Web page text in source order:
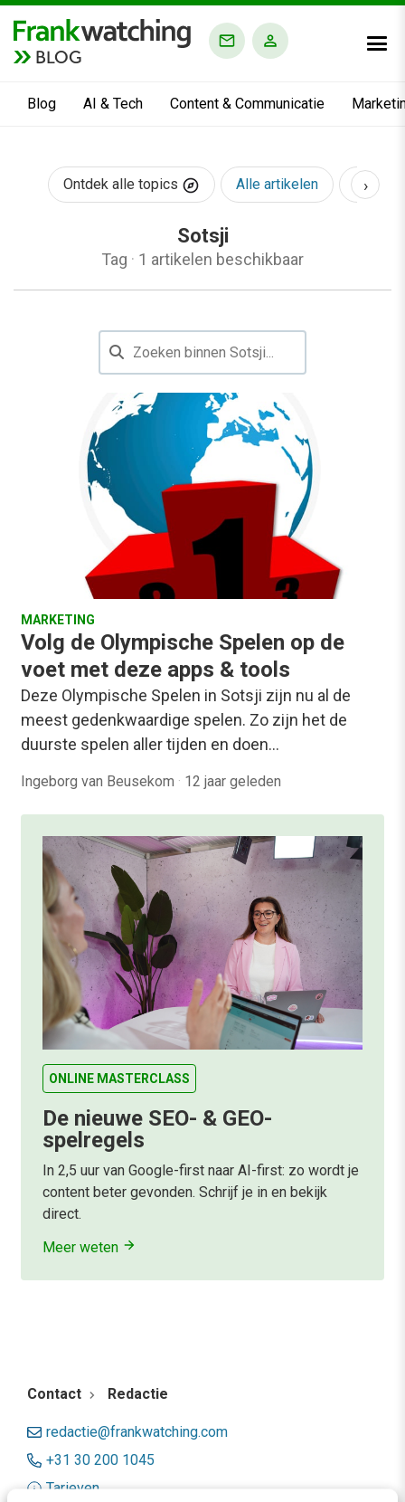
BLOG
Blog AI & Tech Content & Communicatie
Ontdek alle topics Alle artikelen AI &
›
Sotsji
Tag · 1 artikelen beschikbaar
MARKETING
Volg de Olympische Spelen op de
voet met deze apps & tools
Deze Olympische Spelen in Sotsji zijn nu al de
meest gedenkwaardige spelen. Zo zijn het de
duurste spelen aller tijden en doen…
Ingeborg van Beusekom · 12 jaar geleden
ONLINE MASTERCLASS
De nieuwe SEO- & GEO-
spelregels
In 2,5 uur van Google-first naar AI-first: zo wordt je
content beter gevonden. Schrijf je in en bekijk
direct.
Meer weten
Contact Redactie
redactie@frankwatching.com
+31 30 200 1045
Tarieven